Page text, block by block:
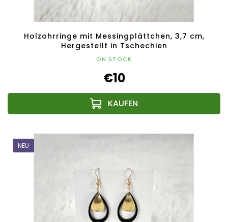
Holzohrringe mit Messingplättchen, 3,7 cm,
Hergestellt in Tschechien
ON STOCK
€10
NEU